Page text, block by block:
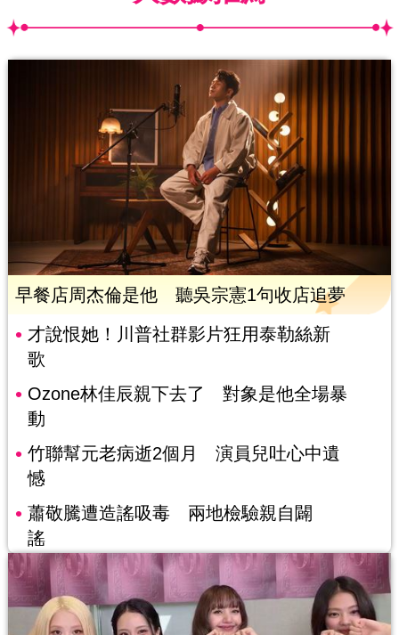
早餐店周杰倫是他 聽吳宗憲1句收店追夢
才說恨她！川普社群影片狂用泰勒絲新
歌
Ozone林佳辰親下去了 對象是他全場暴
動
竹聯幫元老病逝2個月 演員兒吐心中遺
憾
蕭敬騰遭造謠吸毒 兩地檢驗親自闢
謠